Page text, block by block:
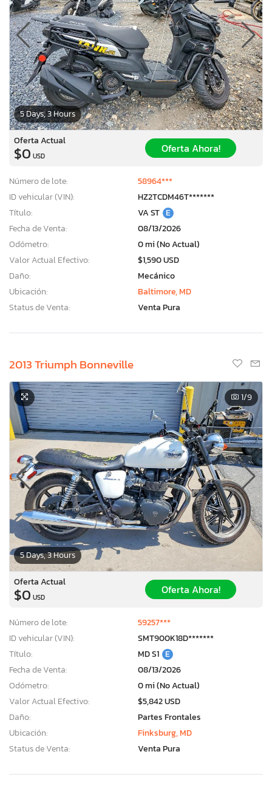
5 Days, 3 Hours
Oferta Actual
$0 USD
Oferta Ahora!
Número de lote:
58964***
ID vehicular (VIN):
HZ2TCDM46T*******
Título:
VA ST E
Fecha de Venta:
08/13/2026
Odómetro:
0 mi (No Actual)
Valor Actual Efectivo:
$1,590 USD
Daño:
Mecánico
Ubicación:
Baltimore, MD
Status de Venta:
Venta Pura
2013 Triumph Bonneville
5 Days, 3 Hours
1/9
Oferta Actual
$0 USD
Oferta Ahora!
Número de lote:
59257***
ID vehicular (VIN):
SMT900K18D*******
Título:
MD S1 E
Fecha de Venta:
08/13/2026
Odómetro:
0 mi (No Actual)
Valor Actual Efectivo:
$5,842 USD
Daño:
Partes Frontales
Ubicación:
Finksburg, MD
Status de Venta:
Venta Pura